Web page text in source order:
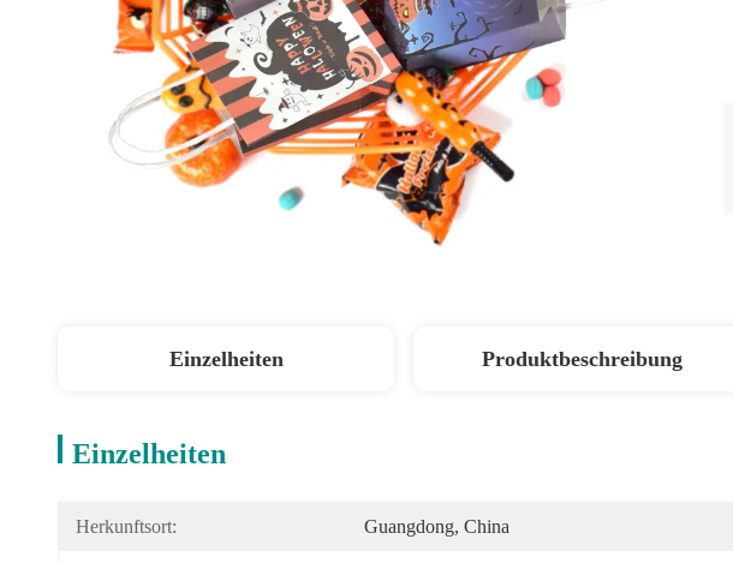
Einzelheiten Produktbeschreibung
Einzelheiten
Herkunftsort: Guangdong, China